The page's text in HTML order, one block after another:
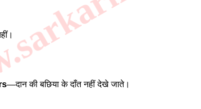
—दान की बछिया के दाँत नहीं देखे जाते।